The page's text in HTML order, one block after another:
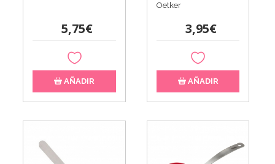
5,75€
AÑADIR
Oetker
3,95€
AÑADIR